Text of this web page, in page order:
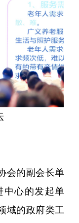
会的副会长单
中心的发起单
域的政府类工